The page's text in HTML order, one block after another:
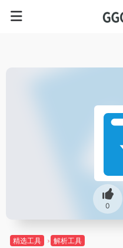
0
精选工具 解析工具